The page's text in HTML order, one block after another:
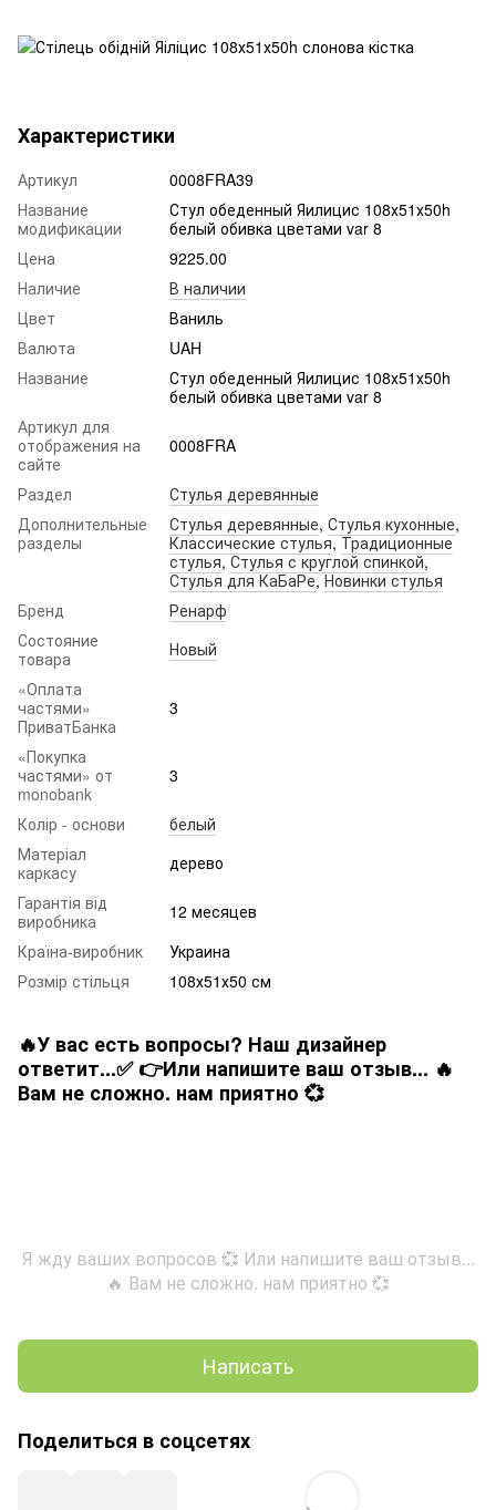
Характеристики
Артикул
0008FRA39
Название
модификации
Стул обеденный Яилицис 108х51х50h
белый обивка цветами var 8
Цена
9225.00
Наличие
В наличии
Цвет
Ваниль
Валюта
UAH
Название
Стул обеденный Яилицис 108х51х50h
белый обивка цветами var 8
Артикул для
отображения на
сайте
0008FRA
Раздел
Стулья деревянные
Дополнительные
разделы
Стулья деревянные, Стулья кухонные,
Классические стулья,Традиционные
стулья,Стулья с круглой спинкой,
Стулья для КаБаРе,Новинки стулья
Бренд
Ренарф
Состояние
товара
Новый
«Оплата
частями»
ПриватБанка
3
«Покупка
частями» от
monobank
3
Колір - основи
белый
Матеріал
каркасу
дерево
Гарантія від
виробника
12 месяцев
Країна-виробник
Украина
Розмір стільця
108х51х50 см
🔥У вас есть вопросы? Наш дизайнер
ответит...✅ 👉Или напишите ваш отзыв... 🔥
Вам не сложно. нам приятно 💞
Я жду ваших вопросов 💞 Или напишите ваш отзыв...
🔥 Вам не сложно. нам приятно 💞
Написать
Поделиться в соцсетях